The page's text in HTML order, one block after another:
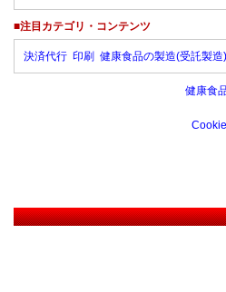
■注目カテゴリ・コンテンツ
決済代行 印刷 健康食品の製造(受託製造)
健康食